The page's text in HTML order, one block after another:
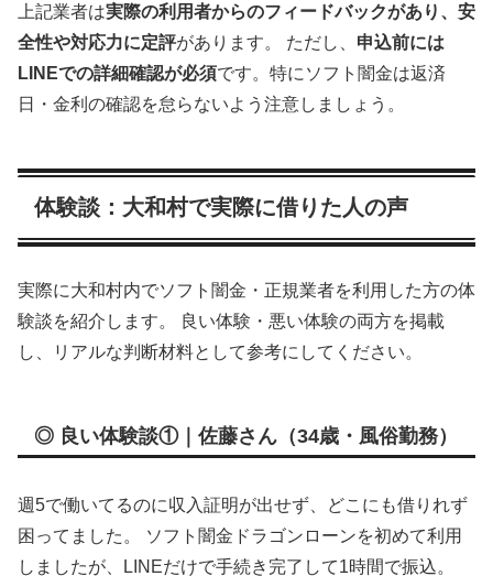
上記業者は実際の利用者からのフィードバックがあり、安
全性や対応力に定評があります。 ただし、 申込前には
LINEでの詳細確認が必須です。特にソフト闇金は返済
日・金利の確認を怠らないよう注意しましょう。
体験談：大和村で実際に借りた人の声
実際に大和村内でソフト闇金・正規業者を利用した方の体
験談を紹介します。 良い体験・悪い体験の両方を掲載
し、リアルな判断材料として参考にしてください。
◎ 良い体験談①｜佐藤さん（34歳・風俗勤務）
週5で働いてるのに収入証明が出せず、どこにも借りれず
困ってました。 ソフト闇金ドラゴンローンを初めて利用
しましたが、LINEだけで手続き完了して1時間で振込。